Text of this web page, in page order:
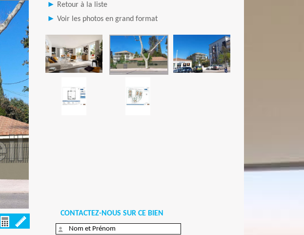
Retour à la liste
Voir les photos en grand format
CONTACTEZ-NOUS SUR CE BIEN